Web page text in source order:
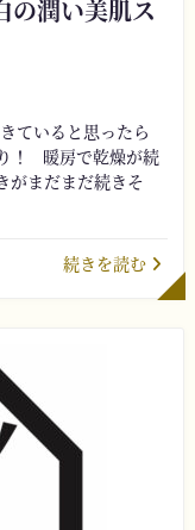
の潤い美肌ス
ていると思ったら
！ 暖房で乾燥が続
がまだまだ続きそ
続きを読む